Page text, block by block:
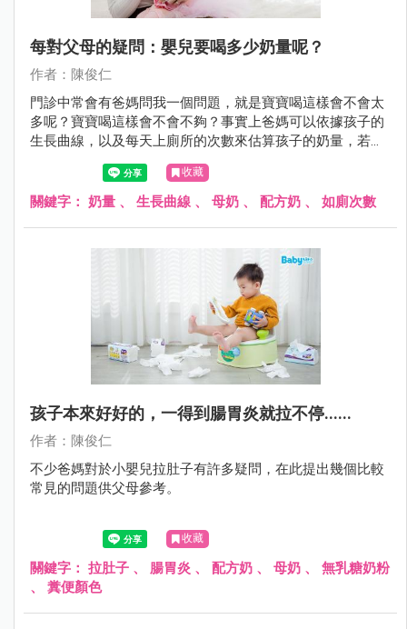
每對父母的疑問：嬰兒要喝多少奶量呢？
作者：陳俊仁
門診中常會有爸媽問我一個問題，就是寶寶喝這樣會不會太
多呢？寶寶喝這樣會不會不夠？事實上爸媽可以依據孩子的
生長曲線，以及每天上廁所的次數來估算孩子的奶量，若是
都在正常範圍內就不必太過於擔心囉！
收藏
關鍵字： 奶量 、 生長曲線 、 母奶 、 配方奶 、 如廁次數
孩子本來好好的，一得到腸胃炎就拉不停......
作者：陳俊仁
不少爸媽對於小嬰兒拉肚子有許多疑問，在此提出幾個比較
常見的問題供父母參考。
收藏
關鍵字： 拉肚子 、 腸胃炎 、 配方奶 、 母奶 、 無乳糖奶粉
、 糞便顏色